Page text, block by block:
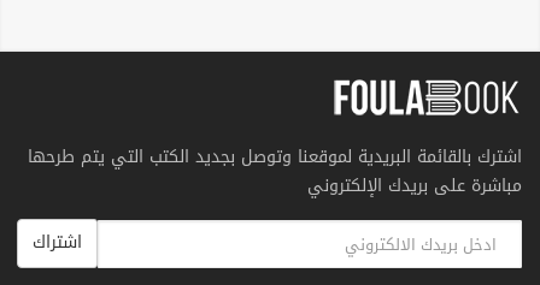
اشترك بالقائمة البريدية لموقعنا وتوصل بجديد الكتب التي يتم طرحها
مباشرة على بريدك الإلكتروني
اشتراك